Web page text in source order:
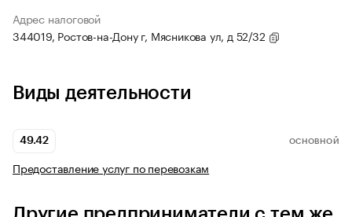
Адрес налоговой
344019, Ростов-на-Дону г, Мясникова ул, д 52/32
Виды деятельности
49.42 ОСНОВНОЙ
Предоставление услуг по перевозкам